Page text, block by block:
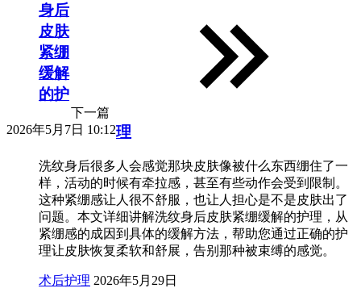
下一篇
2026年5月7日 10:12
身后
皮肤
紧绷
缓解
的护
理
洗纹身后很多人会感觉那块皮肤像被什么东西绷住了一
样，活动的时候有牵拉感，甚至有些动作会受到限制。
这种紧绷感让人很不舒服，也让人担心是不是皮肤出了
问题。本文详细讲解洗纹身后皮肤紧绷缓解的护理，从
紧绷感的成因到具体的缓解方法，帮助您通过正确的护
理让皮肤恢复柔软和舒展，告别那种被束缚的感觉。
术后护理 2026年5月29日